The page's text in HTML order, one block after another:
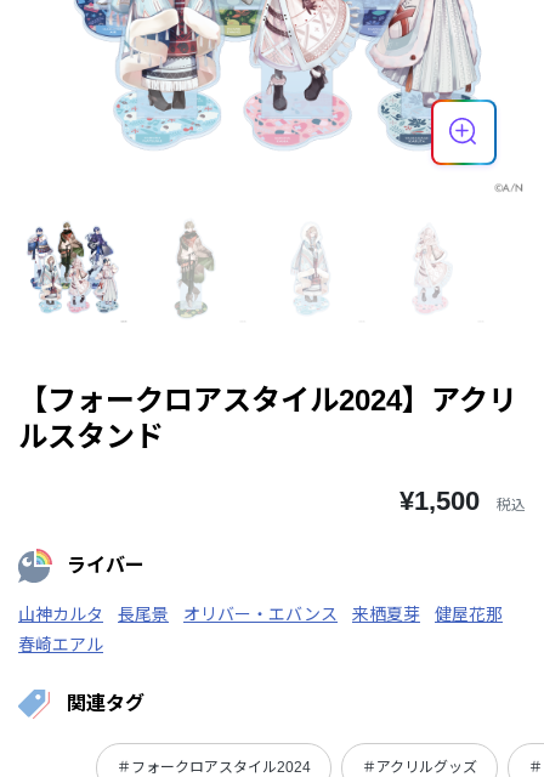
【フォークロアスタイル2024】アクリ
ルスタンド
¥1,500 税込
ライバー
山神カルタ 長尾景 オリバー・エバンス 来栖夏芽
健屋花那
春崎エアル
関連タグ
＃フォークロアスタイル2024 ＃アクリルグッズ